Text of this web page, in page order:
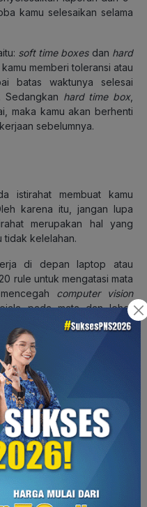
kamu selesaikan selama
soft time boxesdan hard
memberi toleransi atau
batas waktunya selesai
Sedangkan hard time box,
maka kamu akan berhenti
sebelumnya.
istirahat membuat kamu
karena itu, jangan lupa
merupakan hal yang
tidak kelelahan.
di depan laptop atau
rule untuk mengatasi mata
computer vision
pada mata dan leher
HP, atau alat elektronik
Gejalanya antara
nyeri leher dan pundak,
lainnya.